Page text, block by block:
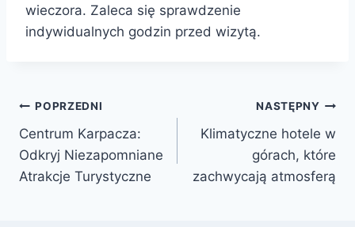
wieczora. Zaleca się sprawdzenie
indywidualnych godzin przed wizytą.
Nawigacja
wpisu
POPRZEDNI
Centrum Karpacza:
Odkryj Niezapomniane
Atrakcje Turystyczne
NASTĘPNY
Klimatyczne hotele w
górach, które
zachwycają atmosferą